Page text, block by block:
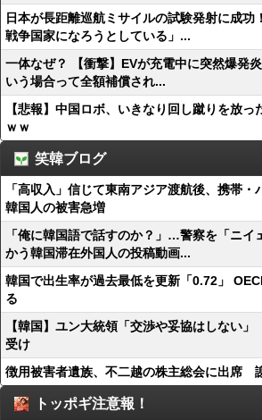
日本が長距離巡航ミサイルの試験発射に成功
戦争国家になろうとしている」...
一体なぜ？ 【衝撃】EVが充電中に突然爆発
いう場合って全額補償され...
【悲報】中国ロボ、いきなり回し蹴りを放っ
ｗｗ
笑韓ブログ
「高収入」信じて東南アジア渡航後、携帯
韓国人の被害急増
「俺に韓国語で話すのか？」…警察を「ニイ
かう韓国滞在外国人の投稿動画...
韓国で出生率が過去最低を更新「0.72」
る
【韓国】ユン大統領「交渉や妥協はしない
受け
徴用被害者遺族、不二越の株主総会に出席
トッポギ注意報！